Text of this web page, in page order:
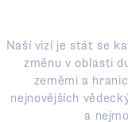
Naší vizí je stát se
změnu v oblasti
zeměmi a
nejnovějších
a